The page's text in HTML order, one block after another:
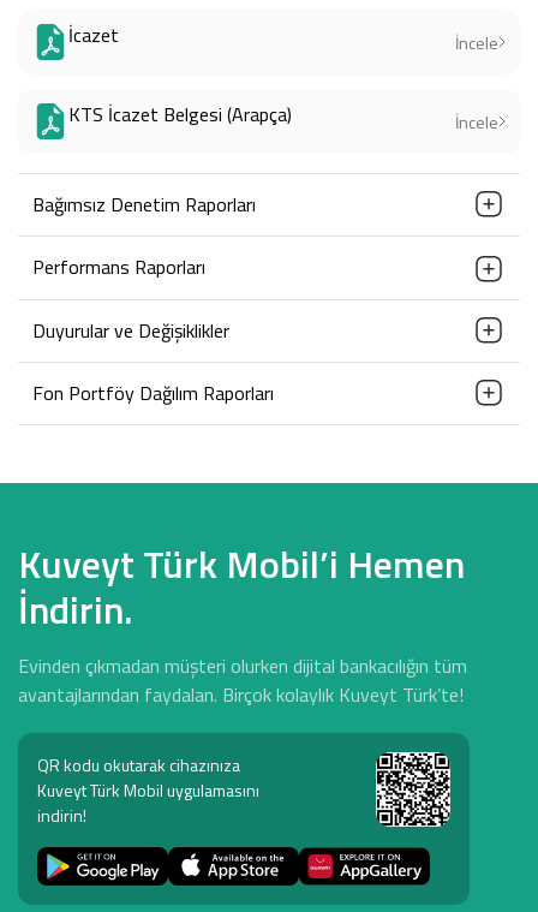
İcazet İncele
KTS İcazet Belgesi (Arapça) İncele
Bağımsız Denetim Raporları
Performans Raporları
Duyurular ve Değişiklikler
Fon Portföy Dağılım Raporları
Kuveyt Türk Mobil’i Hemen
İndirin.
Evinden çıkmadan müşteri olurken dijital bankacılığın tüm
avantajlarından faydalan. Birçok kolaylık Kuveyt Türk’te!
QR kodu okutarak cihazınıza
Kuveyt Türk Mobil uygulamasını
indirin!